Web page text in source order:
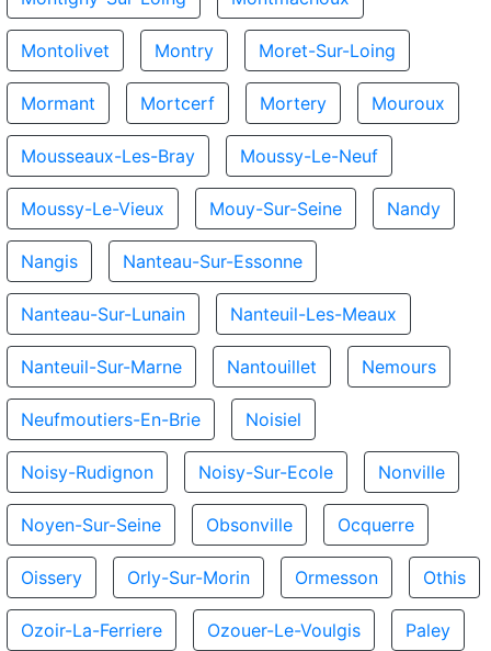
Montolivet Montry Moret-Sur-Loing
Mormant Mortcerf Mortery Mouroux
Mousseaux-Les-Bray Moussy-Le-Neuf
Moussy-Le-Vieux Mouy-Sur-Seine Nandy
Nangis Nanteau-Sur-Essonne
Nanteau-Sur-Lunain Nanteuil-Les-Meaux
Nanteuil-Sur-Marne Nantouillet Nemours
Neufmoutiers-En-Brie Noisiel
Noisy-Rudignon Noisy-Sur-Ecole Nonville
Noyen-Sur-Seine Obsonville Ocquerre
Oissery Orly-Sur-Morin Ormesson Othis
Ozoir-La-Ferriere Ozouer-Le-Voulgis Paley